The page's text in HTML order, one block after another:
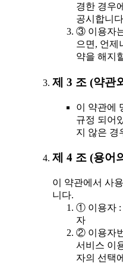
경한 경우
공시합니
③ 이용자
으면, 언제
약을 해지
제 3 조 (약관
이 약관에
규정 되어
지 않은 경
제 4 조 (용어
이 약관에서 사
니다.
① 이용자 :
자
② 이용자
서비스 이
자의 선택